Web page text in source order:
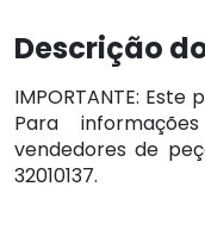
Descrição
IMPORTANTE:
Para
vendedores de
32010137.